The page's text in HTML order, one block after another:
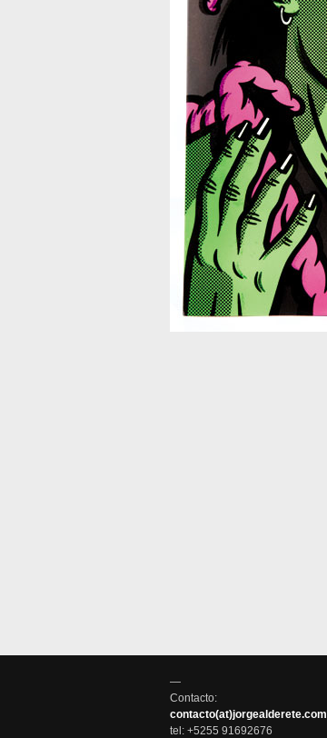
—
Contacto:
contacto(at)jorgealderete.com
tel: +5255 91692676